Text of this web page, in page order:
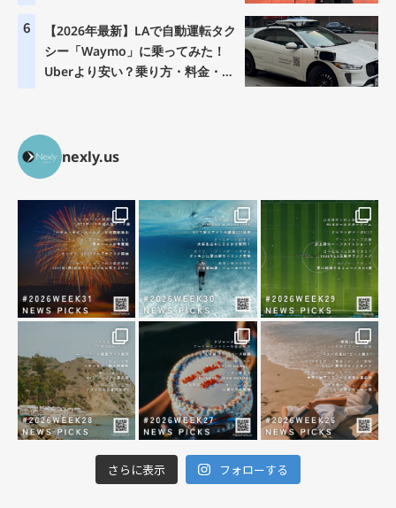
6
【2026年最新】LAで自動運転タク
シー「Waymo」に乗ってみた！
Uberより安い？乗り方・料金・注
nexly.us
さらに表示 フォローする